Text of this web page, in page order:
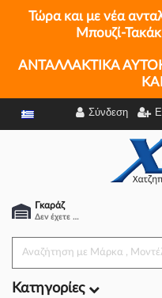
Τώρα και με νέα
Μπουζί-
ΑΝΤΑΛΛΑΚΤΙΚΑ
Σύνδεση
Γκαράζ
Δεν έχετε επιλέξει αμάξι.
Κατηγορίες
Φίλτρα